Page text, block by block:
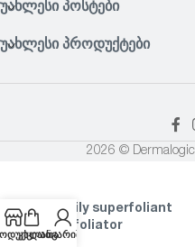
ᲣᲐᲮᲚᲔᲡᲘ ᲞᲝᲡᲢᲔᲑᲘ
ᲣᲐᲮᲚᲔᲡᲘ ᲞᲠᲝᲓᲣᲥᲢᲔᲑᲘ
2026 ©
კალათაანგარიში
daily superfoliant
exfoliator